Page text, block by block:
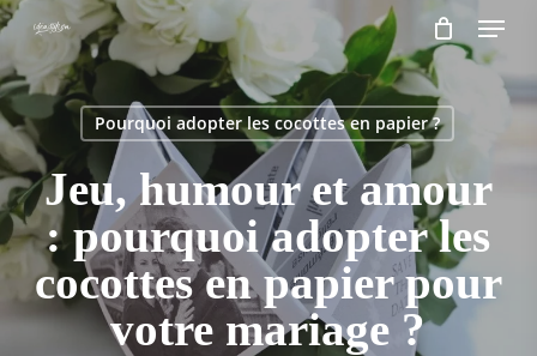
Skip
to
main
content
Menu
Pourquoi adopter les cocottes en papier ?
Jeu, humour et amour
: pourquoi adopter les
cocottes en papier pour
votre mariage ?